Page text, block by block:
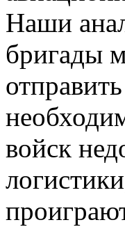
Наши
бригады
войск